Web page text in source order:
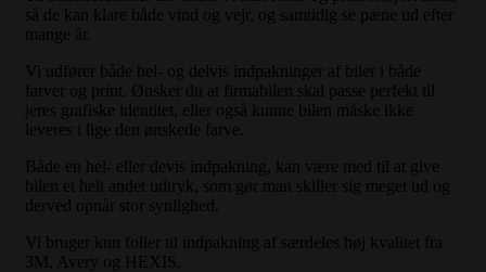
så de kan klare både vind og vejr, og samtidig se pæne ud efter
mange år.
Vi udfører både hel- og delvis indpakninger af biler i både
farver og print. Ønsker du at firmabilen skal passe perfekt til
jeres grafiske identitet, eller også kunne bilen måske ikke
leveres i lige den ønskede farve.
Både en hel- eller devis indpakning, kan være med til at give
bilen et helt andet udtryk, som gør man skiller sig meget ud og
derved opnår stor synlighed.
Vi bruger kun folier til indpakning af særdeles høj kvalitet fra
3M, Avery og HEXIS.